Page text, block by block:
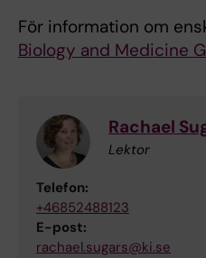
För information om
Biology and Medicine
Rachael
Lektor
Telefon:
+46852488123
E-post:
rachael.sugars@ki.se